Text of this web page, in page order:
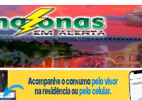
antes do esperado e
de um “super El Niño”
irregularidades na pesagem
supermercado em Manaus
presos suspeitos de
anos, em Parintins